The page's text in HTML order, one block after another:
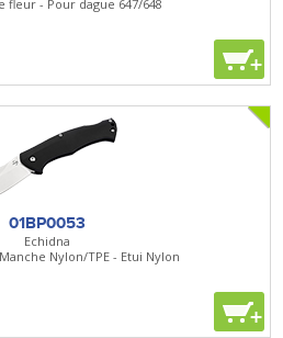
fleur - Pour dague 647/648
+
01BP0053
Echidna
Nylon/TPE - Etui Nylon
+